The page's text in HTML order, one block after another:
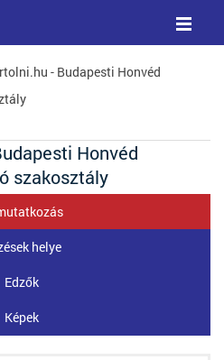
- Budapesti Honvéd
Honvéd
szakosztály
helye
Edzők
Képek